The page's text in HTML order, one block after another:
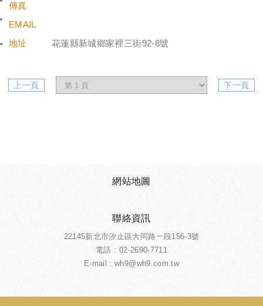
傳真
EMAIL
地址
花蓮縣新城鄉家裡三街92-8號
上一頁 下一頁
網站地圖
聯絡資訊
22145新北市汐止區大同路一段156-3號
電話 : 02-2690-7711
E-mail : wh9@wh9.com.tw